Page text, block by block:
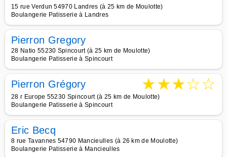
15 rue Verdun 54970 Landres (à 25 km de Moulotte)
Boulangerie Patisserie à Landres
Pierron Gregory
28 Natio 55230 Spincourt (à 25 km de Moulotte)
Boulangerie Patisserie à Spincourt
Pierron Grégory ★★★☆☆
28 r Europe 55230 Spincourt (à 25 km de Moulotte)
Boulangerie Patisserie à Spincourt
Eric Becq
8 rue Tavannes 54790 Mancieulles (à 26 km de Moulotte)
Boulangerie Patisserie à Mancieulles